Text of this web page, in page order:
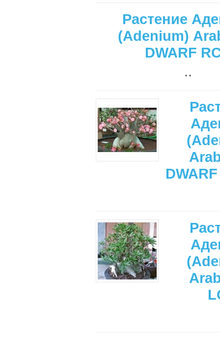
Растение
(Adenium)
DWARF
..